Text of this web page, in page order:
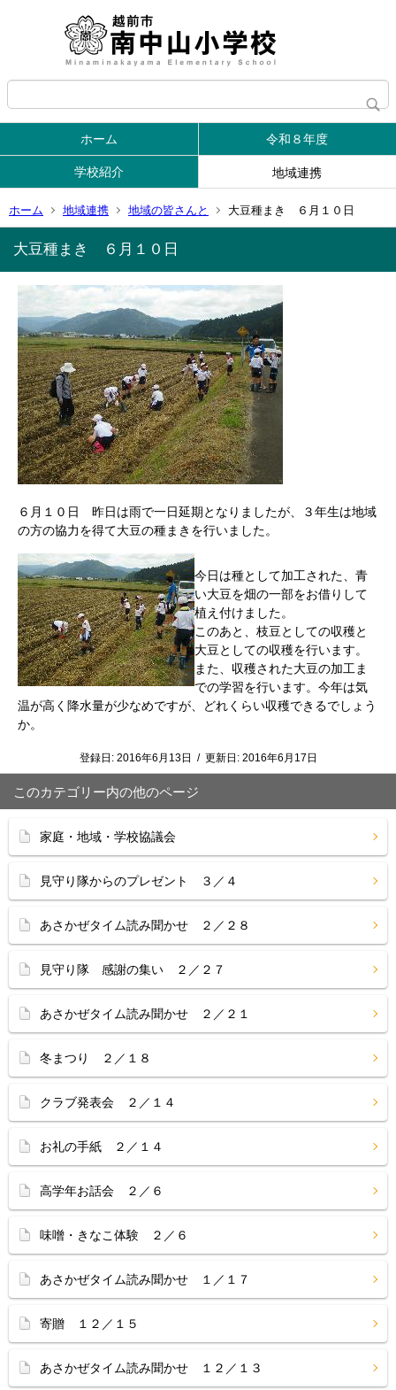
ホーム 令和８年度
学校紹介 地域連携
ホーム 地域連携 地域の皆さんと 大豆種まき ６月１０日
大豆種まき ６月１０日
６月１０日 昨日は雨で一日延期となりましたが、３年生は地域
の方の協力を得て大豆の種まきを行いました。
今日は種として加工された、青
い大豆を畑の一部をお借りして
植え付けました。
このあと、枝豆としての収穫と
大豆としての収穫を行います。
また、収穫された大豆の加工ま
での学習を行います。今年は気
温が高く降水量が少なめですが、どれくらい収穫できるでしょう
か。
登録日: 2016年6月13日 / 更新日: 2016年6月17日
このカテゴリー内の他のページ
家庭・地域・学校協議会
見守り隊からのプレゼント ３／４
あさかぜタイム読み聞かせ ２／２８
見守り隊 感謝の集い ２／２７
あさかぜタイム読み聞かせ ２／２１
冬まつり ２／１８
クラブ発表会 ２／１４
お礼の手紙 ２／１４
高学年お話会 ２／６
味噌・きなこ体験 ２／６
あさかぜタイム読み聞かせ １／１７
寄贈 １２／１５
あさかぜタイム読み聞かせ １２／１３